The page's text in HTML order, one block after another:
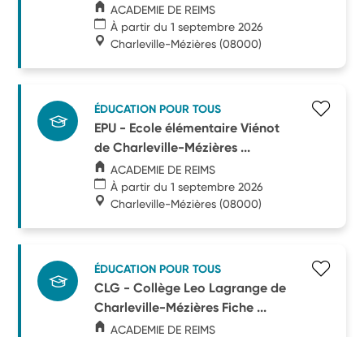
ACADEMIE DE REIMS
À partir du 1 septembre 2026
Charleville-Mézières (08000)
ÉDUCATION POUR TOUS
EPU - Ecole élémentaire Viénot
de Charleville-Mézières ...
ACADEMIE DE REIMS
À partir du 1 septembre 2026
Charleville-Mézières (08000)
ÉDUCATION POUR TOUS
CLG - Collège Leo Lagrange de
Charleville-Mézières Fiche ...
ACADEMIE DE REIMS